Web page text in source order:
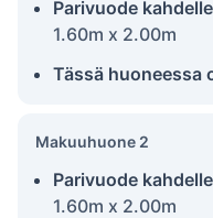
Parivuode
1.60m x 2.00m
Tässä huoneessa
Makuuhuone 2
Parivuode
1.60m x 2.00m